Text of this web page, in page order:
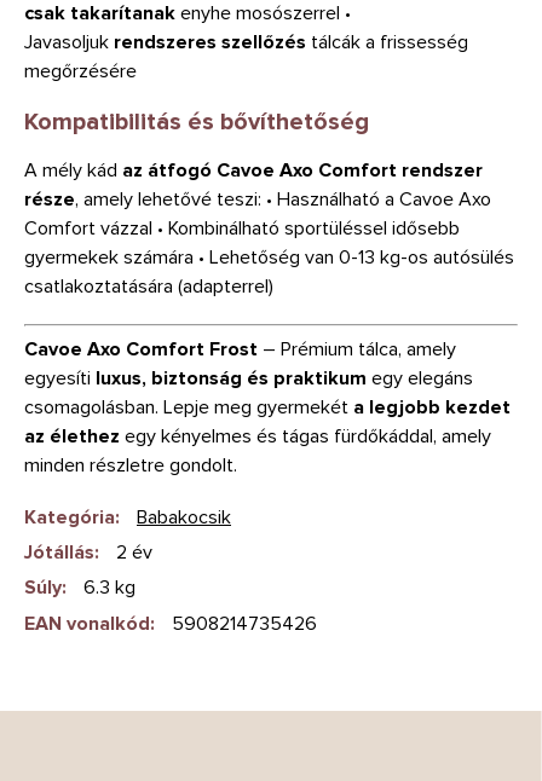
csak takarítanak enyhe mosószerrel •
Javasoljuk rendszeres szellőzés tálcák a frissesség
megőrzésére
Kompatibilitás és bővíthetőség
A mély kád az átfogó Cavoe Axo Comfort rendszer
része, amely lehetővé teszi: • Használható a Cavoe Axo
Comfort vázzal • Kombinálható sportüléssel idősebb
gyermekek számára • Lehetőség van 0-13 kg-os autósülés
csatlakoztatására (adapterrel)
Cavoe Axo Comfort Frost – Prémium tálca, amely
egyesíti luxus, biztonság és praktikum egy elegáns
csomagolásban. Lepje meg gyermekét a legjobb kezdet
az élethez egy kényelmes és tágas fürdőkáddal, amely
minden részletre gondolt.
Kategória:
Babakocsik
Jótállás:
2 év
Súly:
6.3 kg
EAN vonalkód: 5908214735426